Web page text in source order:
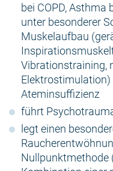
bei COPD,
unter besonderer
Muskelaufbau
Vibrationstraining,
Ateminsuffizienz
führt
legt einen
Nullpunktmethode